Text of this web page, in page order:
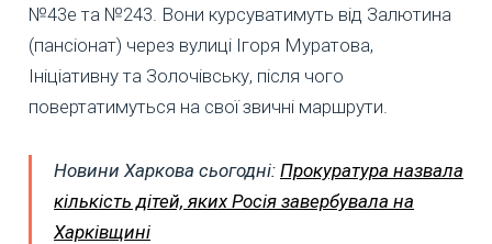
№43е та №243. Вони курсуватимуть від Залютина
(пансіонат) через вулиці Ігоря Муратова,
Ініціативну та Золочівську, після чого
повертатимуться на свої звичні маршрути.
Новини Харкова сьогодні: Прокуратура назвала
кількість дітей, яких Росія завербувала на
Харківщині